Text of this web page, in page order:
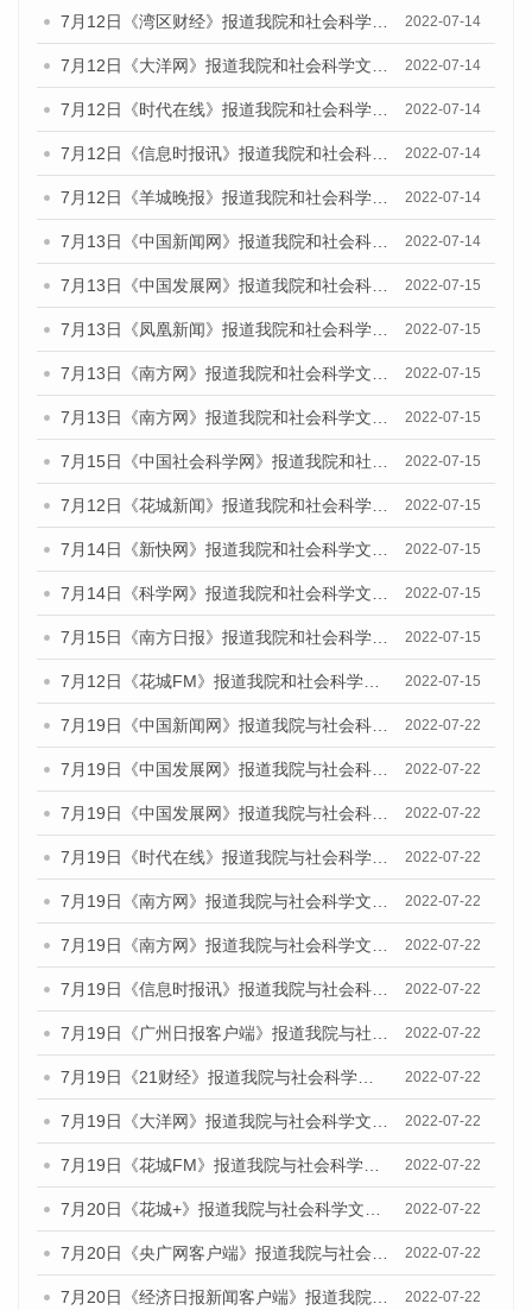
7月12日《湾区财经》报道我院和社会科学文献出版社联合发布的《广州蓝皮书：广州数字经济发展报告（2022）》的媒体文章 2022-07-14
7月12日《大洋网》报道我院和社会科学文献出版社联合发布的《广州蓝皮书：广州数字经济发展报告（2022）》的媒体文章 2022-07-14
7月12日《时代在线》报道我院和社会科学文献出版社联合发布的《广州蓝皮书：广州数字经济发展报告（2022）》的媒体文章 2022-07-14
7月12日《信息时报讯》报道我院和社会科学文献出版社联合发布的《广州蓝皮书：广州数字经济发展报告（2022）》的媒体文章 2022-07-14
7月12日《羊城晚报》报道我院和社会科学文献出版社联合发布的《广州蓝皮书：广州数字经济发展报告（2022）》的媒体文章 2022-07-14
7月13日《中国新闻网》报道我院和社会科学文献出版社联合发布的《广州蓝皮书：广州数字经济发展报告（2022）》的媒体文章 2022-07-14
7月13日《中国发展网》报道我院和社会科学文献出版社联合发布的《广州蓝皮书：广州数字经济发展报告（2022）》的媒体文章 2022-07-15
7月13日《凤凰新闻》报道我院和社会科学文献出版社联合发布的《广州蓝皮书：广州数字经济发展报告（2022）》的媒体文章 2022-07-15
7月13日《南方网》报道我院和社会科学文献出版社联合发布的《广州蓝皮书：广州数字经济发展报告（2022）》的媒体文章 2022-07-15
7月13日《南方网》报道我院和社会科学文献出版社联合发布的《广州蓝皮书：广州数字经济发展报告（2022）》的媒体文章 2022-07-15
7月15日《中国社会科学网》报道我院和社会科学文献出版社联合发布的《广州蓝皮书：广州数字经济发展报告（2022）》的媒体文章 2022-07-15
7月12日《花城新闻》报道我院和社会科学文献出版社联合发布的《广州蓝皮书：广州数字经济发展报告（2022）》的媒体文章 2022-07-15
7月14日《新快网》报道我院和社会科学文献出版社联合发布的《广州蓝皮书：广州数字经济发展报告（2022）》的媒体文章 2022-07-15
7月14日《科学网》报道我院和社会科学文献出版社联合发布的《广州蓝皮书：广州数字经济发展报告（2022）》的媒体文章 2022-07-15
7月15日《南方日报》报道我院和社会科学文献出版社联合发布的《广州蓝皮书：广州数字经济发展报告（2022）》的媒体文章 2022-07-15
7月12日《花城FM》报道我院和社会科学文献出版社联合发布的《广州蓝皮书：广州数字经济发展报告（2022）》的媒体文章 2022-07-15
7月19日《中国新闻网》报道我院与社会科学文献出版社联合发布《广州蓝皮书：广州城乡融合发展报告(2022)》的媒体文章 2022-07-22
7月19日《中国发展网》报道我院与社会科学文献出版社联合发布《广州蓝皮书：广州城乡融合发展报告(2022)》的媒体文章 2022-07-22
7月19日《中国发展网》报道我院与社会科学文献出版社联合发布《广州蓝皮书：广州城乡融合发展报告(2022)》的媒体文章 2022-07-22
7月19日《时代在线》报道我院与社会科学文献出版社联合发布《广州蓝皮书：广州城乡融合发展报告(2022)》的媒体文章 2022-07-22
7月19日《南方网》报道我院与社会科学文献出版社联合发布《广州蓝皮书：广州城乡融合发展报告(2022)》的媒体文章 2022-07-22
7月19日《南方网》报道我院与社会科学文献出版社联合发布《广州蓝皮书：广州城乡融合发展报告(2022)》的媒体文章 2022-07-22
7月19日《信息时报讯》报道我院与社会科学文献出版社联合发布《广州蓝皮书：广州城乡融合发展报告(2022)》的媒体文章 2022-07-22
7月19日《广州日报客户端》报道我院与社会科学文献出版社联合发布《广州蓝皮书：广州城乡融合发展报告(2022)》的媒体文章 2022-07-22
7月19日《21财经》报道我院与社会科学文献出版社联合发布《广州蓝皮书：广州城乡融合发展报告(2022)》的媒体文章 2022-07-22
7月19日《大洋网》报道我院与社会科学文献出版社联合发布《广州蓝皮书：广州城乡融合发展报告(2022)》的媒体文章 2022-07-22
7月19日《花城FM》报道我院与社会科学文献出版社联合发布《广州蓝皮书：广州城乡融合发展报告(2022)》的媒体文章 2022-07-22
7月20日《花城+》报道我院与社会科学文献出版社联合发布《广州蓝皮书：广州城乡融合发展报告(2022)》的媒体文章 2022-07-22
7月20日《央广网客户端》报道我院与社会科学文献出版社联合发布《广州蓝皮书：广州城乡融合发展报告(2022)》的媒体文章 2022-07-22
7月20日《经济日报新闻客户端》报道我院与社会科学文献出版社联合发布《广州蓝皮书：广州城乡融合发展报告(2022)》的媒体文章 2022-07-22